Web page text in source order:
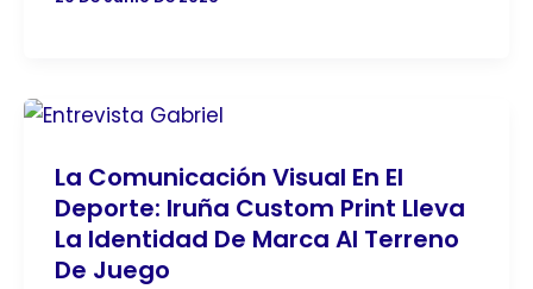
La Comunicación Visual En El
Deporte: Iruña Custom Print Lleva
La Identidad De Marca Al Terreno
De Juego